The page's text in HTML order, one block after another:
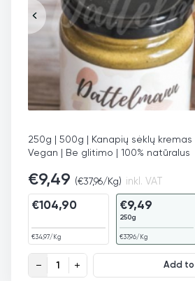
250g | 500g | Kanapių sėklų kremas
Vegan | Be glitimo | 100% natūralus
€9,49 (€37,96/Kg) inkl. VAT
€104,90
€34,97/Kg
€9,49
250g
€37,96/Kg
Kanapių sėklų kremas, ekologiškas
Add